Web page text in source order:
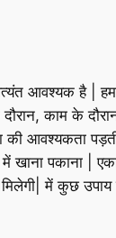
आवश्यक है |
काम के
आवश्यकता पड़ती
में खाना पकाना
में कुछ